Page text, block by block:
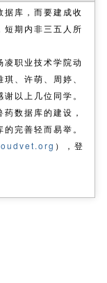
库，而要建成收
短期内非三五人所
凌职业技术学院动
、许萌、周婷、
以上几位同学。
数据库的建设，
完善轻而易举。
），登